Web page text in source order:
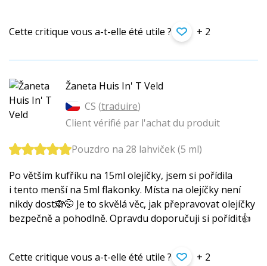
Cette critique vous a-t-elle été utile ? + 2
Žaneta Huis In' T Veld
CS (traduire)
Client vérifié par l'achat du produit
Pouzdro na 28 lahviček (5 ml)
Po větším kufříku na 15ml olejíčky, jsem si pořídila
i tento menší na 5ml flakonky. Místa na olejíčky není
nikdy dost🙈🤭 Je to skvělá věc, jak přepravovat olejíčky
bezpečně a pohodlně. Opravdu doporučuji si pořídit👍
Cette critique vous a-t-elle été utile ? + 2